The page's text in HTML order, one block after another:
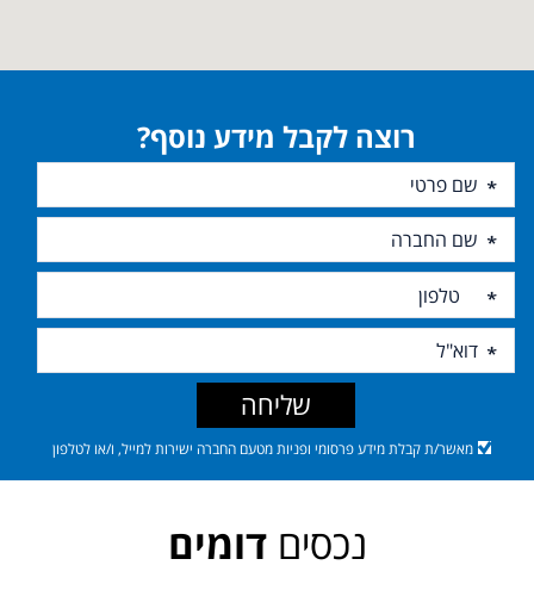
רוצה לקבל מידע נוסף?
מאשר/ת קבלת מידע פרסומי ופניות מטעם החברה ישירות למייל, ו/או לטלפון
שליחה
נכסיםדומים